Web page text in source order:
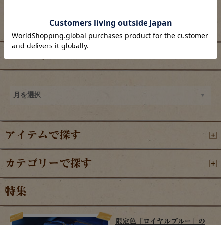
ヘルツ仙台店、夏祭り開催のご案内 羽田エアポートガーデン店の目玉商品
アイテムで探す
カテゴリーで探す
特集
限定色「ロイヤルブルー」の